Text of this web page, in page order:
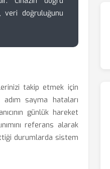
veri doğruluğunu
takip etmek için
sayma hataları
günlük hareket
referans alarak
durumlarda sistem